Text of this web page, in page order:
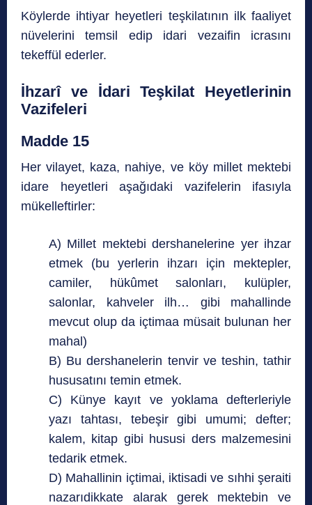
Köylerde ihtiyar heyetleri teşkilatının ilk faaliyet
nüvelerini temsil edip idari vezaifin icrasını
tekeffül ederler.
İhzarî ve İdari Teşkilat Heyetlerinin
Vazifeleri
Madde 15
Her vilayet, kaza, nahiye, ve köy millet mektebi
idare heyetleri aşağıdaki vazifelerin ifasıyla
mükelleftirler:
A) Millet mektebi dershanelerine yer ihzar
etmek (bu yerlerin ihzarı için mektepler,
camiler, hükûmet salonları, kulüpler,
salonlar, kahveler ilh… gibi mahallinde
mevcut olup da içtimaa müsait bulunan her
mahal)
B) Bu dershanelerin tenvir ve teshin, tathir
hususatını temin etmek.
C) Künye kayıt ve yoklama defterleriyle
yazı tahtası, tebeşir gibi umumi; defter;
kalem, kitap gibi hususi ders malzemesini
tedarik etmek.
D) Mahallinin içtimai, iktisadi ve sıhhi şeraiti
nazarıdikkate alarak gerek mektebin ve